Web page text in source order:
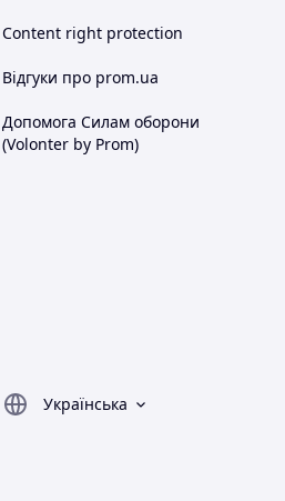
Content right protection
Відгуки про prom.ua
Допомога Силам оборони
(Volonter by Prom)
Українська